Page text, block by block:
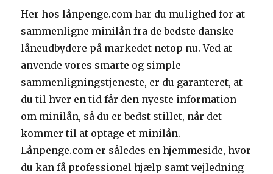
Her hos lånpenge.com har du mulighed for at
sammenligne minilån fra de bedste danske
låneudbydere på markedet netop nu. Ved at
anvende vores smarte og simple
sammenligningstjeneste, er du garanteret, at
du til hver en tid får den nyeste information
om minilån, så du er bedst stillet, når det
kommer til at optage et minilån.
Lånpenge.com er således en hjemmeside, hvor
du kan få professionel hjælp samt vejledning